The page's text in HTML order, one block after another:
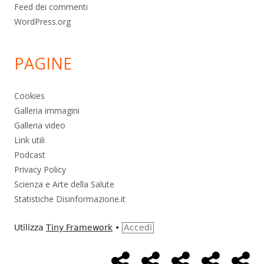
Feed dei commenti
WordPress.org
PAGINE
Cookies
Galleria immagini
Galleria video
Link utili
Podcast
Privacy Policy
Scienza e Arte della Salute
Statistiche Disinformazione.it
Utilizza Tiny Framework • Accedi
MenùHome
Alimentazione
AmbienteBambini